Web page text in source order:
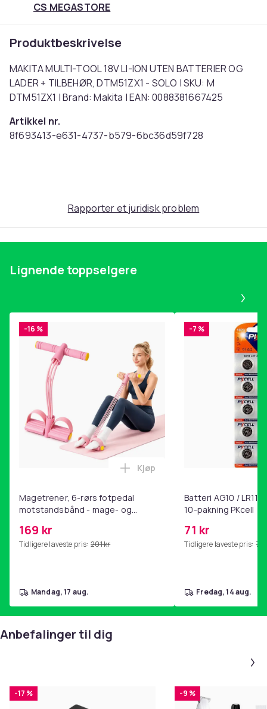
CS MEGASTORE
Produktbeskrivelse
MAKITA MULTI-TOOL 18V LI-ION UTEN BATTERIER OG
LADER + TILBEHØR, DTM51ZX1 - SOLO | SKU: M
DTM51ZX1 | Brand: Makita | EAN: 0088381667425
Artikkel nr.
8f693413-e631-4737-b579-6bc36d59f728
Rapporter et juridisk problem
Lignende toppselgere
-16 %
Magetrener, 6-rørs fotpedal
motstandsbånd - mage- og
hjemmegymnastikk Pink
169 kr
Tidligere laveste pris: 201 kr
Legg Magetrener, 6-rørs
Kjøp
mandag, 17 aug.
-7 %
Batteri AG10 /
10-pakning PKcell
71 kr
Tidligere laveste pris: 76
fredag, 14 aug.
Anbefalinger til dig
-17 % -9 %